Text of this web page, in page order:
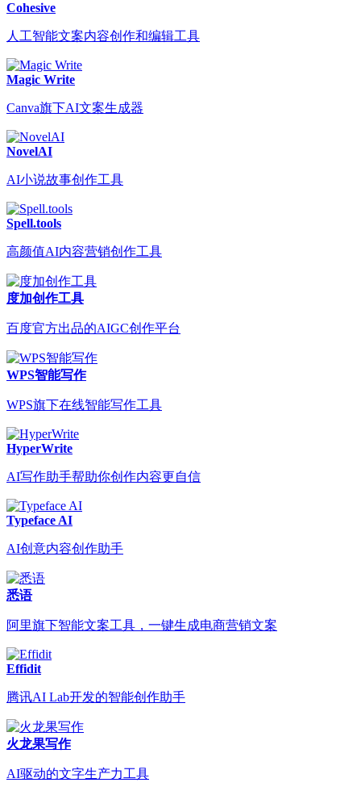
Cohesive
人工智能文案内容创作和编辑工具
Magic Write
Canva旗下AI文案生成器
NovelAI
AI小说故事创作工具
Spell.tools
高颜值AI内容营销创作工具
度加创作工具
百度官方出品的AIGC创作平台
WPS智能写作
WPS旗下在线智能写作工具
HyperWrite
AI写作助手帮助你创作内容更自信
Typeface AI
AI创意内容创作助手
悉语
阿里旗下智能文案工具，一键生成电商营销文案
Effidit
腾讯AI Lab开发的智能创作助手
火龙果写作
AI驱动的文字生产力工具